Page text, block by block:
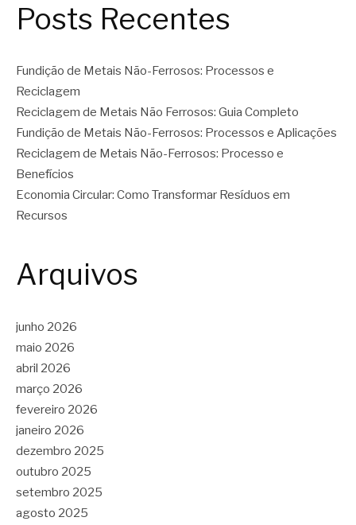
Posts Recentes
Fundição de Metais Não-Ferrosos: Processos e
Reciclagem
Reciclagem de Metais Não Ferrosos: Guia Completo
Fundição de Metais Não-Ferrosos: Processos e Aplicações
Reciclagem de Metais Não-Ferrosos: Processo e
Benefícios
Economia Circular: Como Transformar Resíduos em
Recursos
Arquivos
junho 2026
maio 2026
abril 2026
março 2026
fevereiro 2026
janeiro 2026
dezembro 2025
outubro 2025
setembro 2025
agosto 2025